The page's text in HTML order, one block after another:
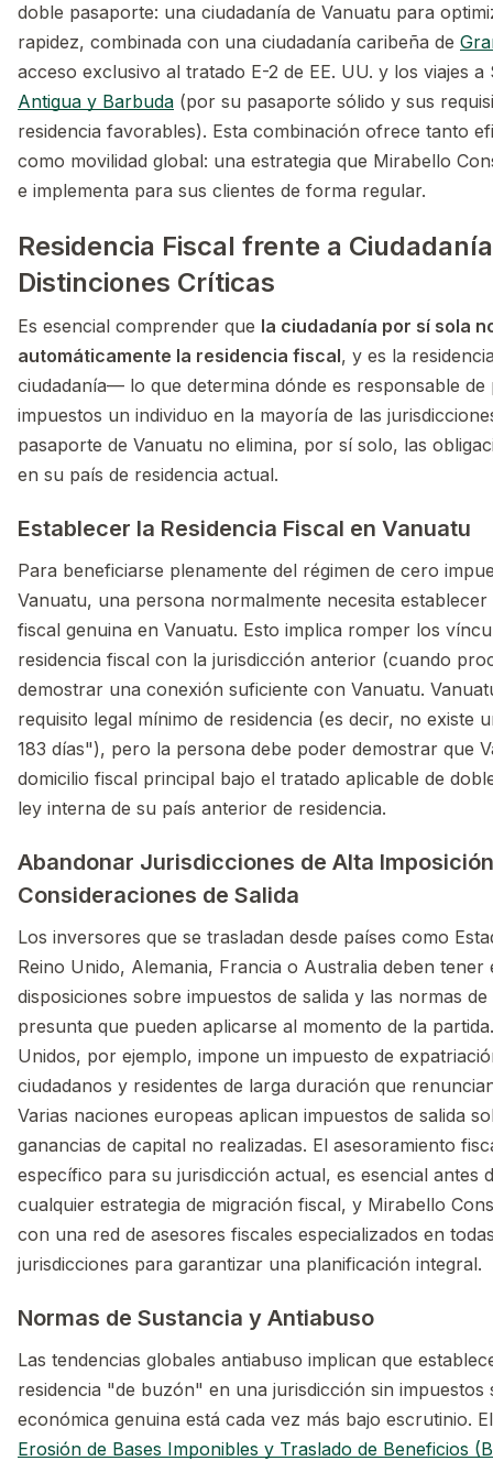
doble pasaporte: una ciudadanía de Vanuatu para
rapidez, combinada con una ciudadanía caribeña de
acceso exclusivo al tratado E-2 de EE. UU. y los viajes a
Antigua y Barbuda (por su pasaporte sólido y sus
residencia favorables). Esta combinación ofrece tanto
como movilidad global: una estrategia que Mirabello
e implementa para sus clientes de forma regular.
Residencia Fiscal frente a
Distinciones Críticas
Es esencial comprender que la ciudadanía por sí sola
automáticamente la residencia fiscal, y es la
ciudadanía— lo que determina dónde es responsable de
impuestos un individuo en la mayoría de las
pasaporte de Vanuatu no elimina, por sí solo, las
en su país de residencia actual.
Establecer la Residencia Fiscal en Vanuatu
Para beneficiarse plenamente del régimen de cero
Vanuatu, una persona normalmente necesita establecer
fiscal genuina en Vanuatu. Esto implica romper los
residencia fiscal con la jurisdicción anterior (cuando
demostrar una conexión suficiente con Vanuatu.
requisito legal mínimo de residencia (es decir, no existe
183 días"), pero la persona debe poder demostrar que
domicilio fiscal principal bajo el tratado aplicable de
ley interna de su país anterior de residencia.
Abandonar Jurisdicciones de Alta
Consideraciones de Salida
Los inversores que se trasladan desde países como
Reino Unido, Alemania, Francia o Australia deben tener
disposiciones sobre impuestos de salida y las normas
presunta que pueden aplicarse al momento de la
Unidos, por ejemplo, impone un impuesto de
ciudadanos y residentes de larga duración que
Varias naciones europeas aplican impuestos de salida
ganancias de capital no realizadas. El asesoramiento
específico para su jurisdicción actual, es esencial antes
cualquier estrategia de migración fiscal, y Mirabello
con una red de asesores fiscales especializados en
jurisdicciones para garantizar una planificación integral.
Normas de Sustancia y Antiabuso
Las tendencias globales antiabuso implican que
residencia "de buzón" en una jurisdicción sin impuestos
económica genuina está cada vez más bajo escrutinio.
Erosión de Bases Imponibles y Traslado de Beneficios